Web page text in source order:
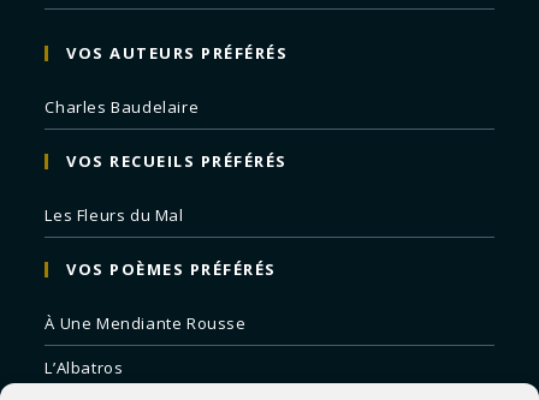
VOS AUTEURS PRÉFÉRÉS
Charles Baudelaire
VOS RECUEILS PRÉFÉRÉS
Les Fleurs du Mal
VOS POÈMES PRÉFÉRÉS
À Une Mendiante Rousse
L’Albatros